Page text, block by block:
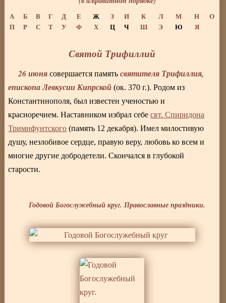
А Б В Г Д Е Ж З И К Л М Н
О
П
Р С Т У Ф Х Ц Ч Ш Э Ю Я
Святой Трифиллий
26 июня совершается памятьсвятителя Трифиллия,
епископа Левкусии Кипрской (ок. 370 г.). Родом из
Константинополя, был известен ученостью и
красноречием. Наставником избрал себесвт. Спиридона
Тримифунтского (память 12 декабря). Имел милостивую
душу, незлобивое сердце, правую веру, любовь ко всем и
многие другие добродетели. Скончался в глубокой
старости.
Годовой Богослужебный круг. Православные праздники.